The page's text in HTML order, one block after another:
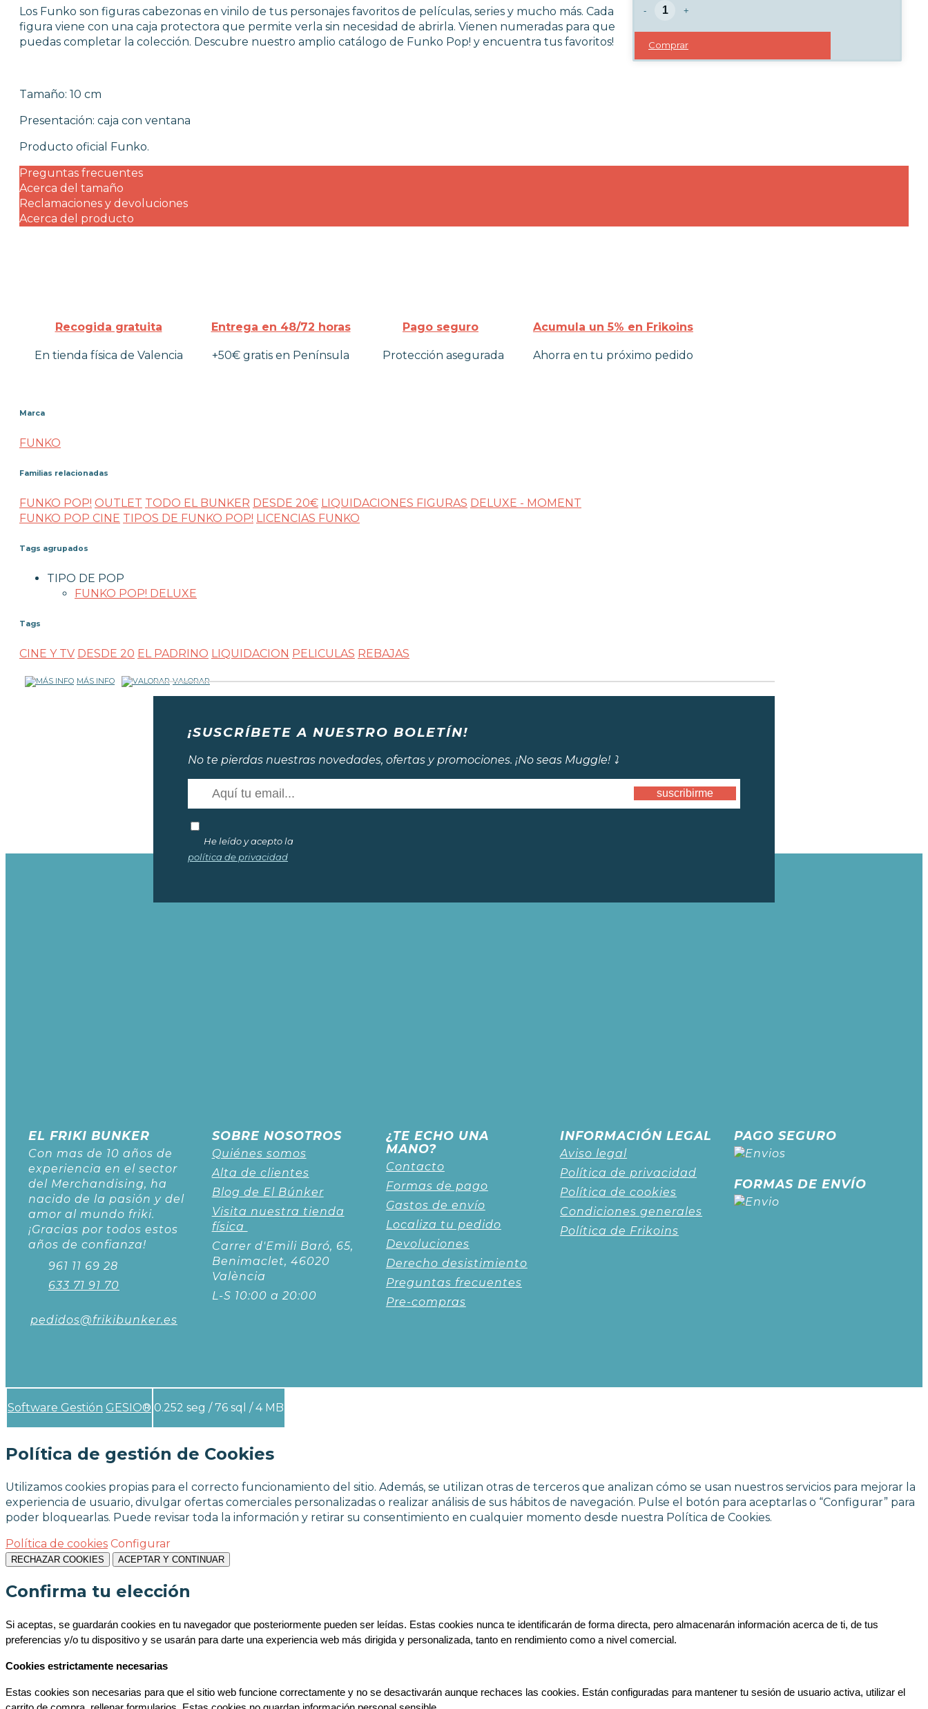
MERCHANDISING
- +
Comprar
Los Funko son figuras cabezonas en vinilo de tus personajes favoritos de películas, series y mucho más. Cada
figura viene con una caja protectora que permite verla sin necesidad de abrirla. Vienen numeradas para que
puedas completar la colección. Descubre nuestro amplio catálogo de Funko Pop! y encuentra tus favoritos!
Tamaño: 10 cm
Presentación: caja con ventana
Producto oficial Funko.
Preguntas frecuentes
Acerca del tamaño
Reclamaciones y devoluciones
Acerca del producto
Recogida gratuita Entrega en 48/72 horas Pago seguro Acumula un 5% en Frikoins
En tienda física de Valencia +50€ gratis en Península Protección asegurada Ahorra en tu próximo pedido
Marca
FUNKO
Familias relacionadas
FUNKO POP! OUTLET TODO EL BUNKER DESDE 20€ LIQUIDACIONES FIGURAS DELUXE - MOMENT
FUNKO POP CINE TIPOS DE FUNKO POP! LICENCIAS FUNKO
Tags agrupados
TIPO DE POP
FUNKO POP! DELUXE
Tags
CINE Y TV DESDE 20 EL PADRINO LIQUIDACION PELICULAS REBAJAS
MÁS INFO VALORAR
¡SUSCRÍBETE A NUESTRO BOLETÍN!
No te pierdas nuestras novedades, ofertas y promociones. ¡No seas Muggle! ⤵️
He leído y acepto la
política de privacidad
EL FRIKI BUNKER
Con mas de 10 años de
experiencia en el sector
del Merchandising, ha
nacido de la pasión y del
amor al mundo friki.
¡Gracias por todos estos
años de confianza!
961 11 69 28
633 71 91 70
pedidos@frikibunker.es
SOBRE NOSOTROS
Quiénes somos
Alta de clientes
Blog de El Búnker
Visita nuestra tienda
física
Carrer d'Emili Baró, 65,
Benimaclet, 46020
València
L-S 10:00 a 20:00
¿TE ECHO UNA
MANO?
Contacto
Formas de pago
Gastos de envío
Localiza tu pedido
Devoluciones
Derecho desistimiento
Preguntas frecuentes
Pre-compras
INFORMACIÓN LEGAL
Aviso legal
Política de privacidad
Política de cookies
Condiciones generales
Política de Frikoins
PAGO SEGURO
FORMAS DE ENVÍO
Software Gestión GESIO® 0.252 seg /76 sql / 4 MB
Política de gestión de Cookies
Utilizamos cookies propias para el correcto funcionamiento del sitio. Además, se utilizan otras de terceros que analizan cómo se usan nuestros servicios para mejorar la
experiencia de usuario, divulgar ofertas comerciales personalizadas o realizar análisis de sus hábitos de navegación. Pulse el botón para aceptarlas o “Configurar” para
poder bloquearlas. Puede revisar toda la información y retirar su consentimiento en cualquier momento desde nuestra Política de Cookies.
Política de cookies Configurar
RECHAZAR COOKIES ACEPTAR Y CONTINUAR
Confirma tu elección
Si aceptas, se guardarán cookies en tu navegador que posteriormente pueden ser leídas. Estas cookies nunca te identificarán de forma directa, pero almacenarán información acerca de ti, de tus
preferencias y/o tu dispositivo y se usarán para darte una experiencia web más dirigida y personalizada, tanto en rendimiento como a nivel comercial.
Cookies estrictamente necesarias
Estas cookies son necesarias para que el sitio web funcione correctamente y no se desactivarán aunque rechaces las cookies. Están configuradas para mantener tu sesión de usuario activa, utilizar el